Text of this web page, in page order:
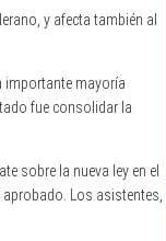
y afecta también al
importante mayoría
fue consolidar la
sobre la nueva ley en el
Los asistentes,